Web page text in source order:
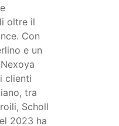
oltre il
Con
e un
clienti
tra
Scholl
2023 ha